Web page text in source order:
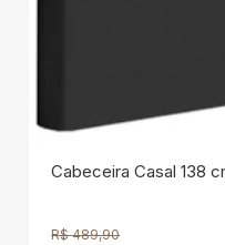
Cabeceira Casal 138
R$ 489,90